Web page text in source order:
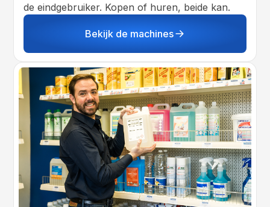
de eindgebruiker. Kopen of huren, beide kan.
Bekijk de machines